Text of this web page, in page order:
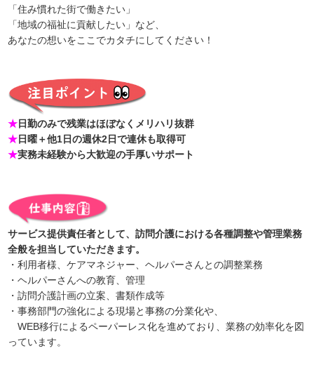
「住み慣れた街で働きたい」
「地域の福祉に貢献したい」など、
あなたの想いをここでカタチにしてください！
★日勤のみで残業はほぼなくメリハリ抜群
★日曜＋他1日の週休2日で連休も取得可
★実務未経験から大歓迎の手厚いサポート
サービス提供責任者として、訪問介護における各種調整や管理業務
全般を担当していただきます。
・利用者様、ケアマネジャー、ヘルパーさんとの調整業務
・ヘルパーさんへの教育、管理
・訪問介護計画の立案、書類作成等
・事務部門の強化による現場と事務の分業化や、
WEB移行によるペーパーレス化を進めており、業務の効率化を図
っています。